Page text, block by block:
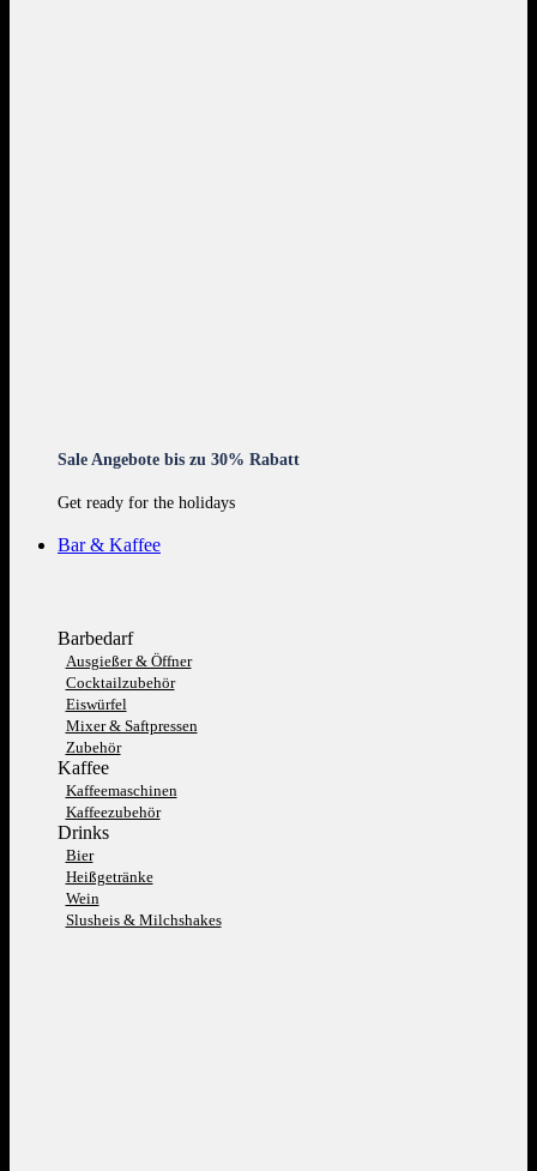
Sale Angebote bis zu 30% Rabatt
Get ready for the holidays
Bar & Kaffee
Barbedarf
Ausgießer & Öffner
Cocktailzubehör
Eiswürfel
Mixer & Saftpressen
Zubehör
Kaffee
Kaffeemaschinen
Kaffeezubehör
Drinks
Bier
Heißgetränke
Wein
Slusheis & Milchshakes